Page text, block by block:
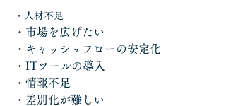
・人材不足
・市場を広げたい
・キャッシュフローの安定化
・ITツールの導入
・情報不足
・差別化が難しい